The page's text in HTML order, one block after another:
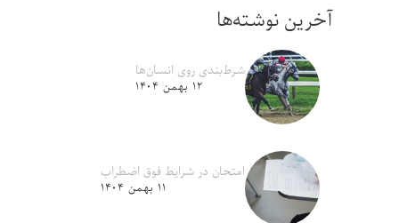
آخرین نوشته‌ها
شرط‌بندی روی انسان‌ها
۱۲ بهمن ۱۴۰۴
امتحان در شرایط فوق اضطراب
۱۱ بهمن ۱۴۰۴